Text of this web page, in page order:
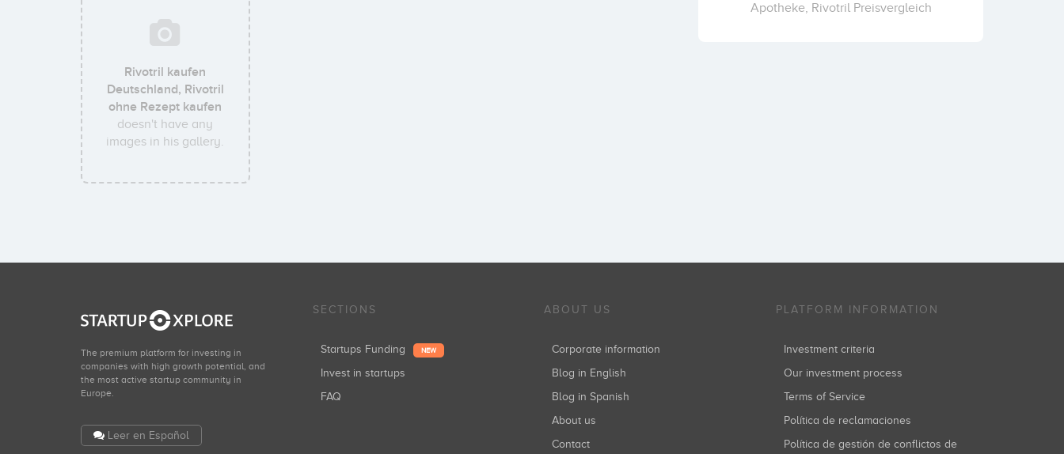
Rivotril kaufen
Deutschland, Rivotril
ohne Rezept kaufen
doesn't have any
images in his gallery.
Apotheke, Rivotril Preisvergleich
The premium platform for investing in
companies with high growth potential, and
the most active startup community in
Europe.
Leer en Español
SECTIONS
Startups Funding NEW
Invest in startups
FAQ
ABOUT US
Corporate information
Blog in English
Blog in Spanish
About us
Contact
PLATFORM INFORMATION
Investment criteria
Our investment process
Terms of Service
Política de reclamaciones
Política de gestión de conflictos de